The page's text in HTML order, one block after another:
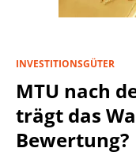
INVESTITIONSGÜTER
MTU nach
trägt das
Bewertung?